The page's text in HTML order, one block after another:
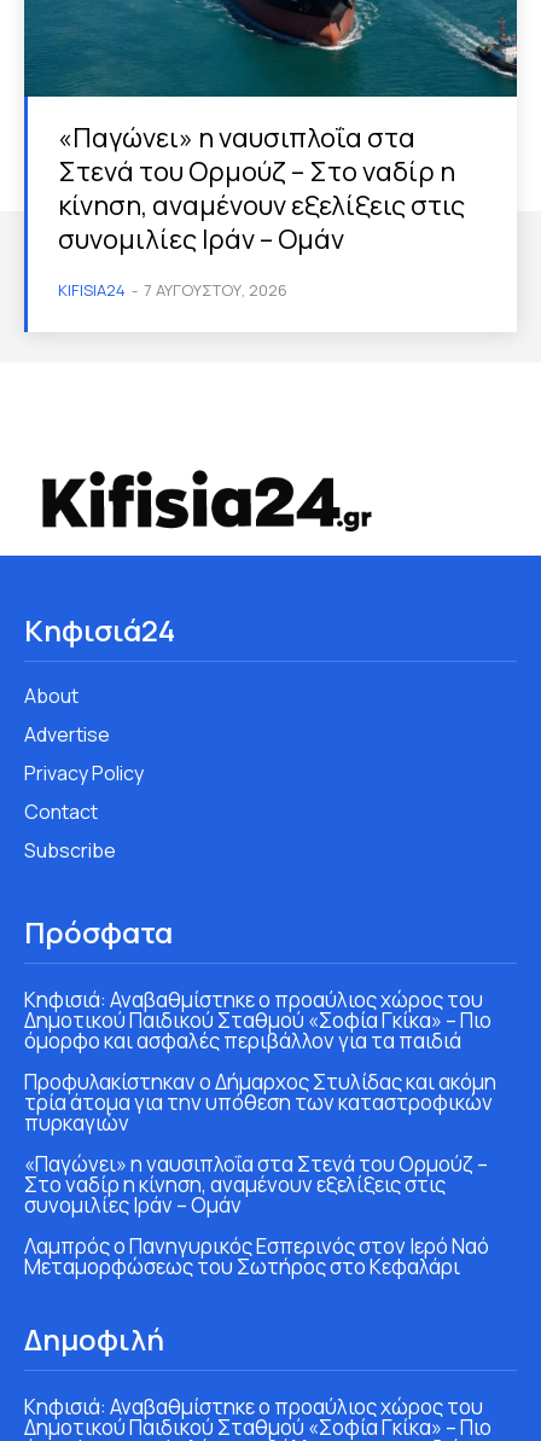
«Παγώνει» η ναυσιπλοΐα στα
Στενά του Ορμούζ – Στο ναδίρ η
κίνηση, αναμένουν εξελίξεις στις
συνομιλίες Ιράν – Ομάν
KIFISIA24 - 7 ΑΥΓΟΎΣΤΟΥ, 2026
Κηφισιά24
About
Advertise
Privacy Policy
Contact
Subscribe
Πρόσφατα
Κηφισιά: Αναβαθμίστηκε ο προαύλιος χώρος του
Δημοτικού Παιδικού Σταθμού «Σοφία Γκίκα» – Πιο
όμορφο και ασφαλές περιβάλλον για τα παιδιά
Προφυλακίστηκαν ο Δήμαρχος Στυλίδας και ακόμη
τρία άτομα για την υπόθεση των καταστροφικών
πυρκαγιών
«Παγώνει» η ναυσιπλοΐα στα Στενά του Ορμούζ –
Στο ναδίρ η κίνηση, αναμένουν εξελίξεις στις
συνομιλίες Ιράν – Ομάν
Λαμπρός ο Πανηγυρικός Εσπερινός στον Ιερό Ναό
Μεταμορφώσεως του Σωτήρος στο Κεφαλάρι
Δημοφιλή
Κηφισιά: Αναβαθμίστηκε ο προαύλιος χώρος του
Δημοτικού Παιδικού Σταθμού «Σοφία Γκίκα» – Πιο